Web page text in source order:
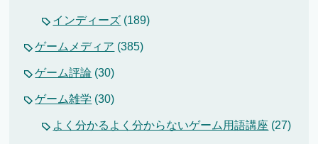
インディーズ (189)
ゲームメディア (385)
ゲーム評論 (30)
ゲーム雑学 (30)
よく分かるよく分からないゲーム用語講座 (27)